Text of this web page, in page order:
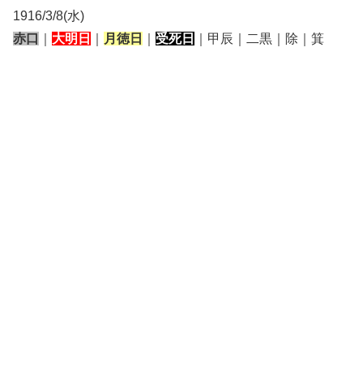
1916/3/8(水)
赤口
大明日 月徳日 受死日 ｜甲辰｜二黒｜除｜箕